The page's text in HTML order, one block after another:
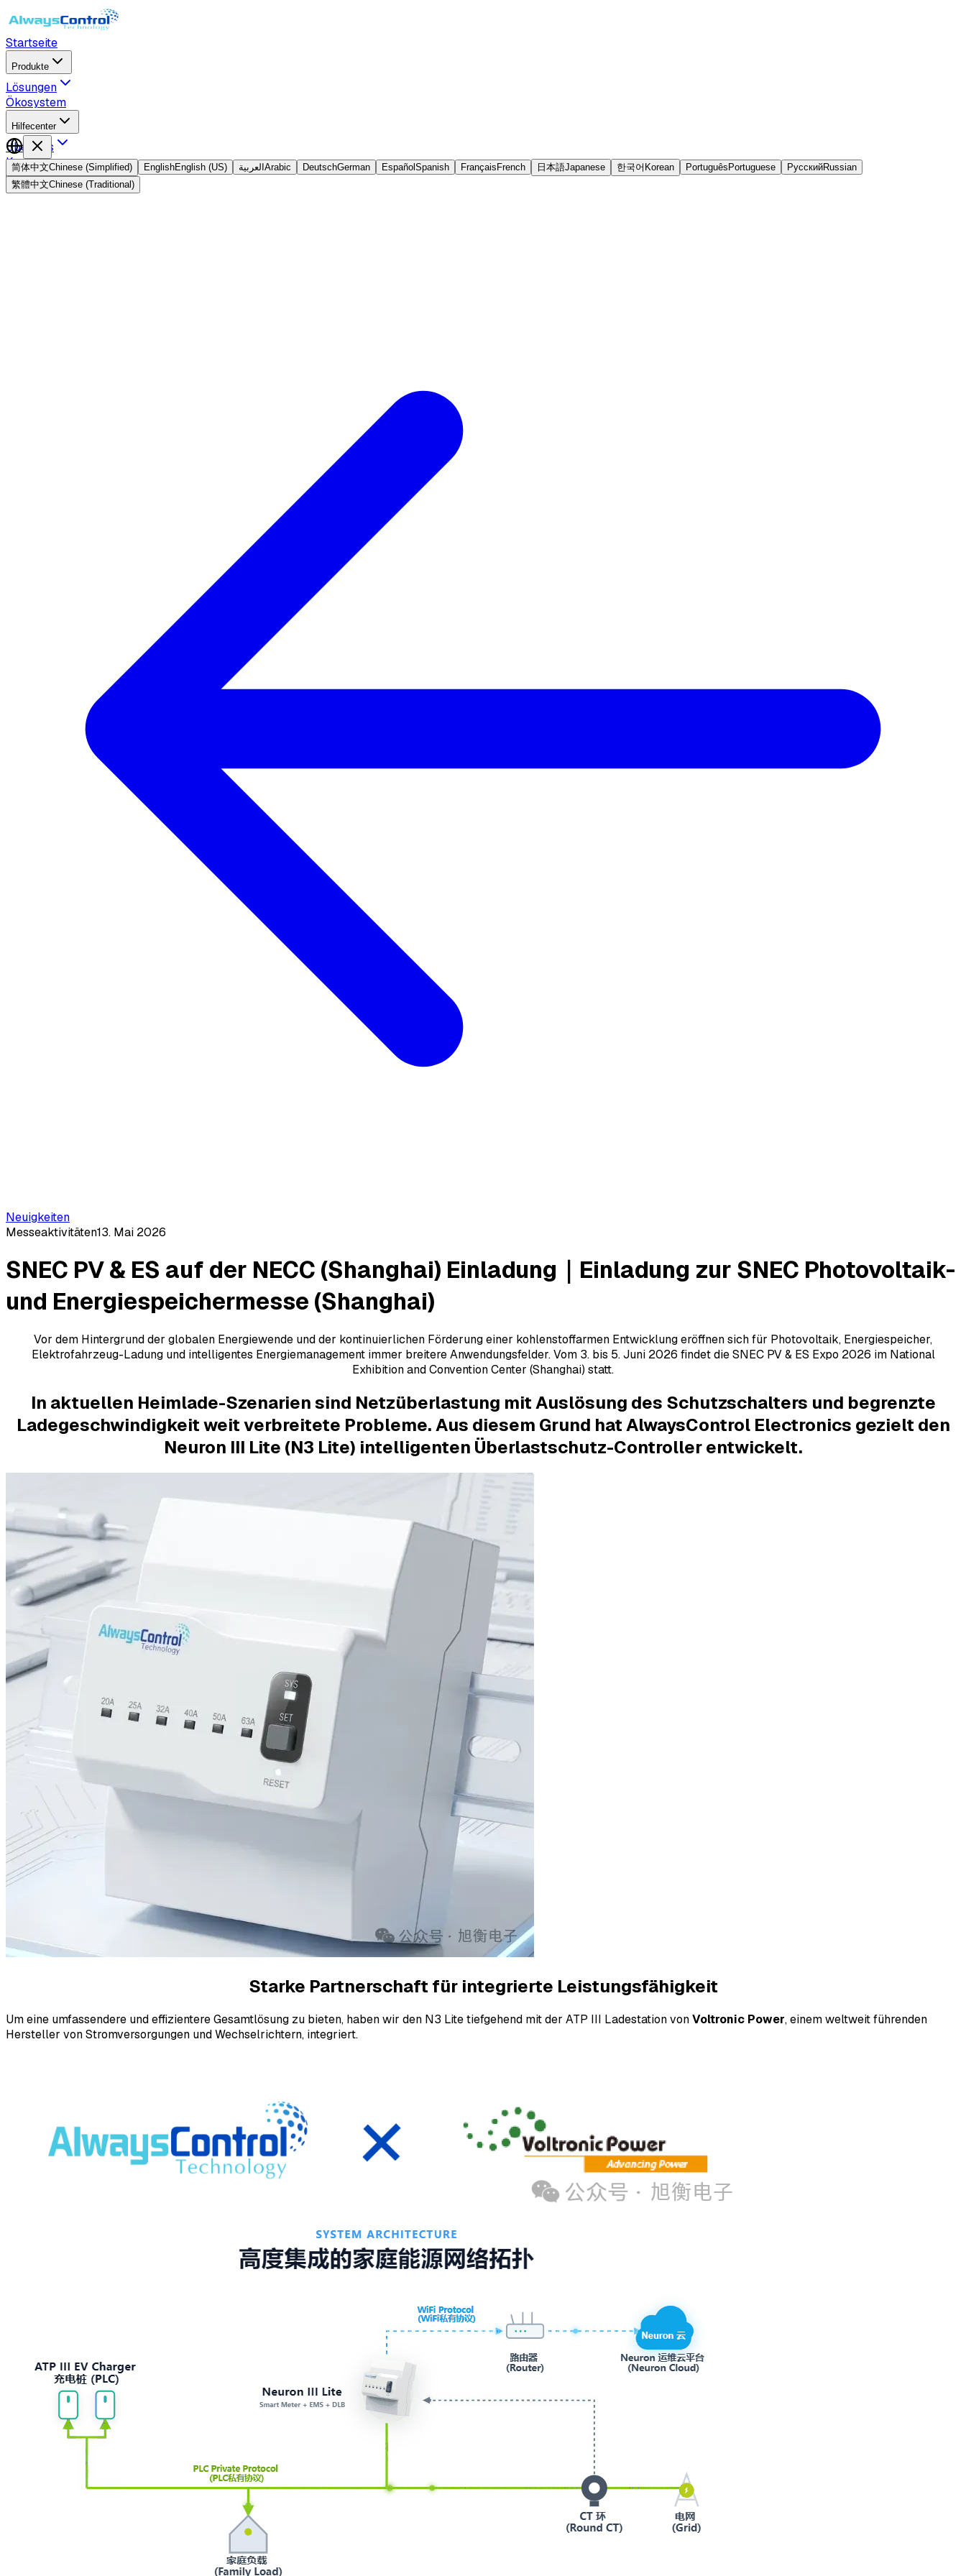
Startseite
Produkte
Lösungen
Ökosystem
Hilfecenter
Über uns
Kontakt
简体中文Chinese (Simplified) EnglishEnglish (US) العربية Arabic DeutschGerman Español Spanish Français French 日本語Japanese 한국어 Korean Português Portuguese РусскийRussian
繁體中文Chinese (Traditional)
Neuigkeiten
Messeaktivitäten13. Mai 2026
SNEC PV & ES auf der NECC (Shanghai) Einladung｜Einladung zur SNEC Photovoltaik-
und Energiespeichermesse (Shanghai)
Vor dem Hintergrund der globalen Energiewende und der kontinuierlichen Förderung einer kohlenstoffarmen Entwicklung eröffnen sich für Photovoltaik, Energiespeicher,
Elektrofahrzeug-Ladung und intelligentes Energiemanagement immer breitere Anwendungsfelder. Vom 3. bis 5. Juni 2026 findet die SNEC PV & ES Expo 2026 im National
Exhibition and Convention Center (Shanghai) statt.
In aktuellen Heimlade-Szenarien sind Netzüberlastung mit Auslösung des Schutzschalters und begrenzte
Ladegeschwindigkeit weit verbreitete Probleme. Aus diesem Grund hat AlwaysControl Electronics gezielt den
Neuron III Lite (N3 Lite) intelligenten Überlastschutz-Controller entwickelt.
Starke Partnerschaft für integrierte Leistungsfähigkeit
Um eine umfassendere und effizientere Gesamtlösung zu bieten, haben wir den N3 Lite tiefgehend mit der ATP III Ladestation vonVoltronic Power, einem weltweit führenden
Hersteller von Stromversorgungen und Wechselrichtern, integriert.